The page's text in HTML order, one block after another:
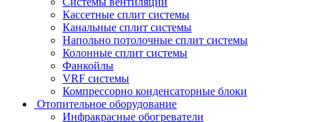
Кассетные сплит системы
Канальные сплит системы
Напольно потолочные сплит системы
Колонные сплит системы
Фанкойлы
VRF системы
Компрессорно конденсаторные блоки
Отопительное оборудование
Инфракрасные обогреватели